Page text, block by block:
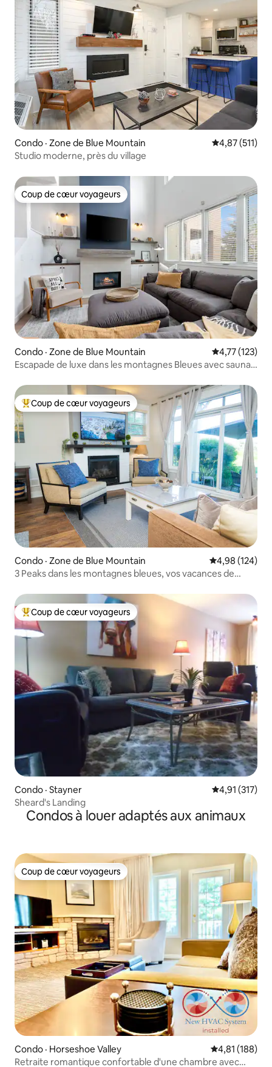
Condo · Zone de Blue Mountain Note
4,87 (511)
Studio moderne, près du village
Coup de cœur voyageurs
Coup de cœur voyageurs
Condo · Zone de Blue Mountain Note
4,77 (123)
Escapade de luxe dans les montagnes Bleues avec sauna
Coup de cœur voyageurs parmi les plus aimés
Coup de cœur voyageurs
Condo · Zone de Blue Mountain Note
4,98 (124)
3 Peaks dans les montagnes bleues, vos vacances de
Coup de cœur voyageurs parmi les plus aimés
Coup de cœur voyageurs
Condo · Stayner Note
4,91 (317)
Sheard's Landing
Condos à louer adaptés aux animaux
Coup de cœur voyageurs
Coup de cœur voyageurs
Condo · Horseshoe Valley Note
4,81 (188)
Retraite romantique confortable d'une chambre avec